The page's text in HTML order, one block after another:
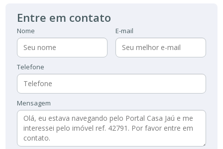
Entre em contato
Nome E-mail
Telefone
Mensagem